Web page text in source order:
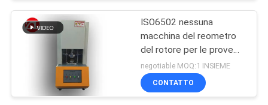
ISO6502 nessuna
macchina del reometro
del rotore per le prove
della gomma
negotiable MOQ:1 INSIEME
CONTATTO